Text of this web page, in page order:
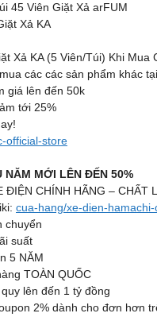
45 Viên Giặt Xả arFUM
Xả KA
Xả KA (5 Viên/Túi) Khi
các các sản phẩm khác
giá lên đến 50k
tới 25%
official-store
MỚI LÊN ĐẾN 50%
ĐIỆN CHÍNH HÃNG – CHẤT
cua-hang/xe-dien-hamachi-
chuyển
suất
5 NĂM
TOÀN QUỐC
lên đến 1 tỷ đồng
2% dành cho đơn hơn